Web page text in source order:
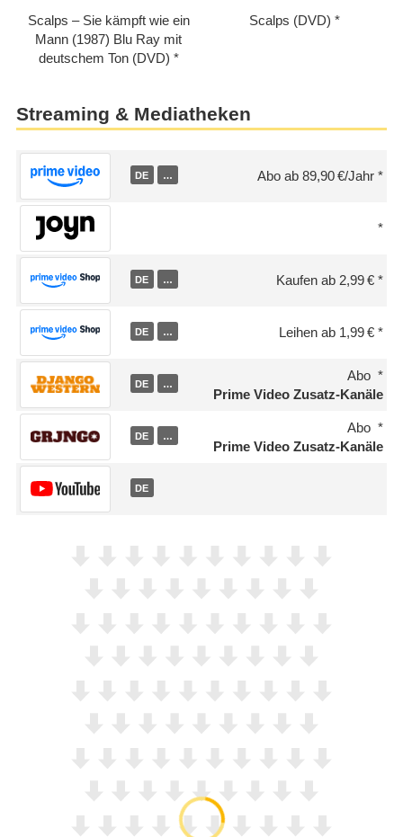
Scalps – Sie kämpft wie ein
Mann (1987) Blu Ray mit
deutschem Ton (DVD)
Scalps (DVD)
Streaming & Mediatheken
DE … Abo ab 89,90 €/Jahr
DE … Kaufen ab 2,99 €
DE … Leihen ab 1,99 €
DE …
Abo
Prime Video Zusatz-Kanäle
DE …
Abo
Prime Video Zusatz-Kanäle
DE